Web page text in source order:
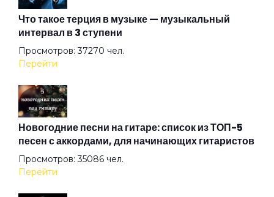
Ангел на свече
Ангел
Арена
Что такое терция в музыке — музыкальный
интервал в 3 ступени
Просмотров: 37270 чел.
Перейти
Новогодние песни на гитаре: список из ТОП-5
песен с аккордами, для начинающих гитаристов
Просмотров: 35086 чел.
Перейти